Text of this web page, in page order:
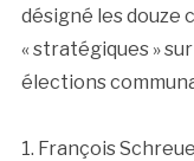
désigné les douze
« stratégiques »
élections
1. François